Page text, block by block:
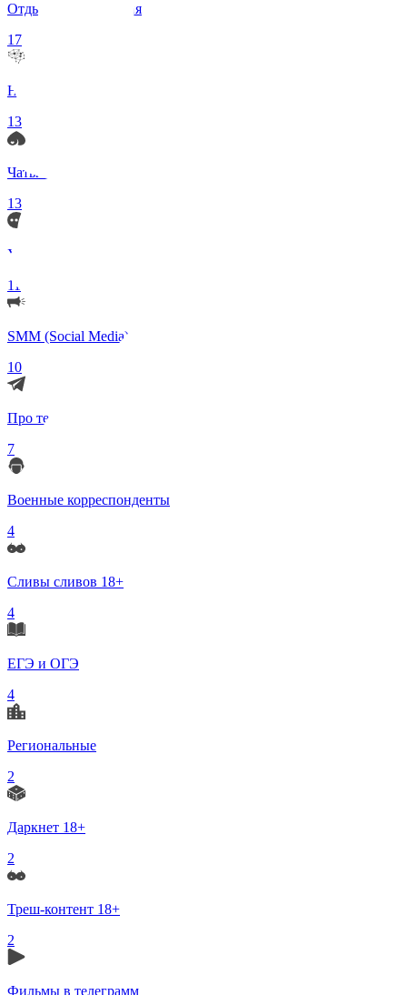
Отдых и Развлечения
17
Нейросети и ИИ
13
Чаты по интересам
13
Удаленка (Работа)
11
SMM (Social Media)
10
Про телеграмм
7
Военные корреспонденты
4
Сливы сливов 18+
4
ЕГЭ и ОГЭ
4
Региональные
2
Даркнет 18+
2
Треш-контент 18+
2
Фильмы в телеграмм